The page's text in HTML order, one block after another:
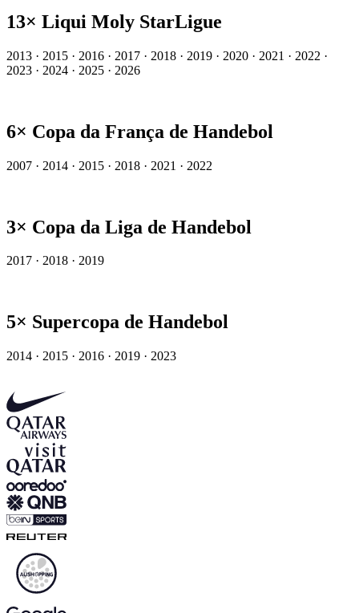
13× Liqui Moly StarLigue
2013 · 2015 · 2016 · 2017 · 2018 · 2019 · 2020 · 2021 · 2022 ·
2023 · 2024 · 2025 · 2026
6× Copa da França de Handebol
2007 · 2014 · 2015 · 2018 · 2021 · 2022
3× Copa da Liga de Handebol
2017 · 2018 · 2019
5× Supercopa de Handebol
2014 · 2015 · 2016 · 2019 · 2023